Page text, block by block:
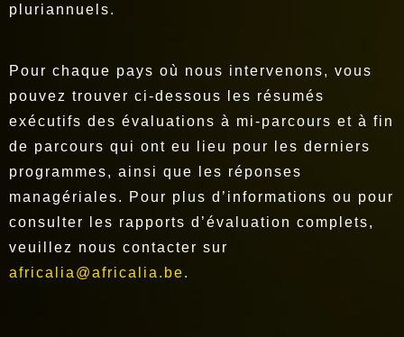
pluriannuels.
Pour chaque pays où nous intervenons, vous
pouvez trouver ci-dessous les résumés
exécutifs des évaluations à mi-parcours et à fin
de parcours qui ont eu lieu pour les derniers
programmes, ainsi que les réponses
managériales. Pour plus d’informations ou pour
consulter les rapports d’évaluation complets,
veuillez nous contacter sur
africalia@africalia.be.